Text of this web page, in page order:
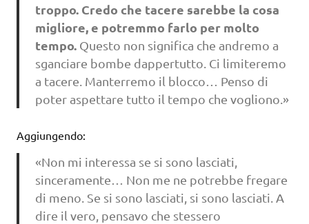
troppo. Credo che tacere sarebbe la cosa
migliore, e potremmo farlo per molto
tempo.Questo non significa che andremo a
sganciare bombe dappertutto. Ci limiteremo
a tacere. Manterremo il blocco… Penso di
poter aspettare tutto il tempo che vogliono.»
Aggiungendo:
«Non mi interessa se si sono lasciati,
sinceramente… Non me ne potrebbe fregare
di meno. Se si sono lasciati, si sono lasciati. A
dire il vero, pensavo che stessero